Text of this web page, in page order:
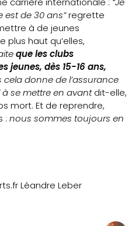
est de 30 ans”regrette
à de jeunes
plus haut qu’elles,
que les clubs
jeunes, dès 15-16 ans,
cela donne de l’assurance
se mettre en avantdit-elle,
mort. Et de reprendre,
:nous sommes toujours en
Léandre Leber